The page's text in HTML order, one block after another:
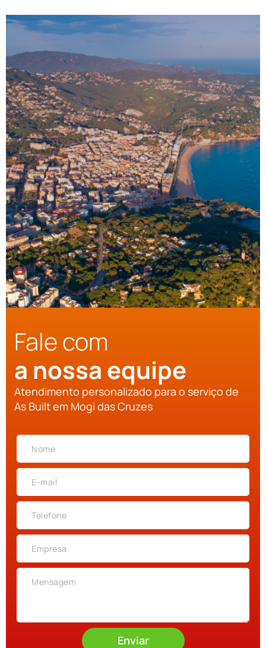
Fale com
a nossa equipe
Atendimento personalizado para o serviço de
As Built em Mogi das Cruzes
Enviar